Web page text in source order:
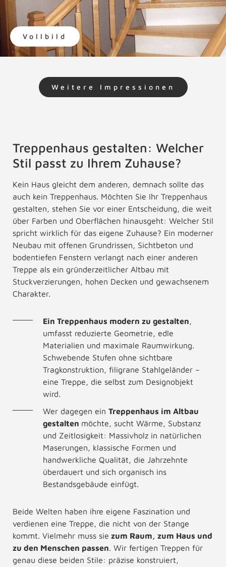
Vollbild
Weitere Impressionen
Treppenhaus gestalten: Welcher
Stil passt zu Ihrem Zuhause?
Kein Haus gleicht dem anderen, demnach sollte das
auch kein Treppenhaus. Möchten Sie Ihr Treppenhaus
gestalten, stehen Sie vor einer Entscheidung, die weit
über Farben und Oberflächen hinausgeht: Welcher Stil
spricht wirklich für das eigene Zuhause? Ein moderner
Neubau mit offenen Grundrissen, Sichtbeton und
bodentiefen Fenstern verlangt nach einer anderen
Treppe als ein gründerzeitlicher Altbau mit
Stuckverzierungen, hohen Decken und gewachsenem
Charakter.
Ein Treppenhaus modern zu gestalten,
umfasst reduzierte Geometrie, edle
Materialien und maximale Raumwirkung.
Schwebende Stufen ohne sichtbare
Tragkonstruktion, filigrane Stahlgeländer –
eine Treppe, die selbst zum Designobjekt
wird.
Wer dagegen ein Treppenhaus im Altbau
gestalten möchte, sucht Wärme, Substanz
und Zeitlosigkeit: Massivholz in natürlichen
Maserungen, klassische Formen und
handwerkliche Qualität, die Jahrzehnte
überdauert und sich organisch ins
Bestandsgebäude einfügt.
Beide Welten haben ihre eigene Faszination und
verdienen eine Treppe, die nicht von der Stange
kommt. Vielmehr muss sie zum Raum, zum Haus und
zu den Menschen passen. Wir fertigen Treppen für
genau diese beiden Stile: präzise konstruiert,